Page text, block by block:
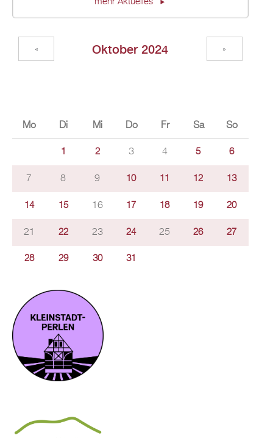
mehr Aktuelles
Oktober 2024
« »
Mo Di Mi Do Fr Sa So
1 2 3 4 5 6
7 8 9 10 11 12 13
14 15 16 17 18 19 20
21 22 23 24 25 26 27
28 29 30 31